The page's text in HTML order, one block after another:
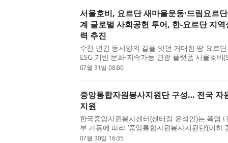
서울호비, 요르단 새마을운동·드림요르
계 글로벌 사회공헌 투어, 한-요르단 지
력 추진
수천 년간 동서양의 길을 잇던 거대한 땅 요르
ESG 기반 문화·지속가능 관광 플랫폼 서울호
난 7월 28일 요르단 현지 ‘요르단 새마을운동/한
07월 31일 08:00
중앙통합자원봉사지원단 구성… 전국 자
지원
한국중앙자원봉사센터(센터장 윤석인)는 폭염
부 가동에 따라 ‘중앙통합자원봉사지원단’(이
원봉사센터와 함께 폭염 재난 취약계층 밀착
07월 30일 16:35